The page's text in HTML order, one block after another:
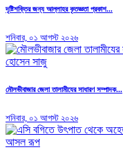
দৃষ্টিশক্তির জন্য আল্লাহর কৃতজ্ঞতা প্রকাশ...
শনিবার, ০১ আগস্ট ২০২৬
মৌলভীবাজার জেলা তালামীযের সাধারণ সম্পাদক...
শনিবার, ০১ আগস্ট ২০২৬